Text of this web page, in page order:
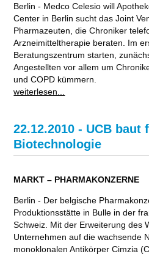
Berlin - Medco Celesio will
Center in Berlin sucht das Joint
Pharmazeuten, die Chroniker
Arzneimitteltherapie beraten. Im
Beratungszentrum starten,
Angestellten vor allem um
und COPD kümmern.
weiterlesen...
22.12.2010 - UCB baut
Biotechnologie
MARKT – PHARMAKONZERNE
Berlin - Der belgische
Produktionsstätte in Bulle in der
Schweiz. Mit der Erweiterung des
Unternehmen auf die wachsende
monoklonalen Antikörper Cimzia